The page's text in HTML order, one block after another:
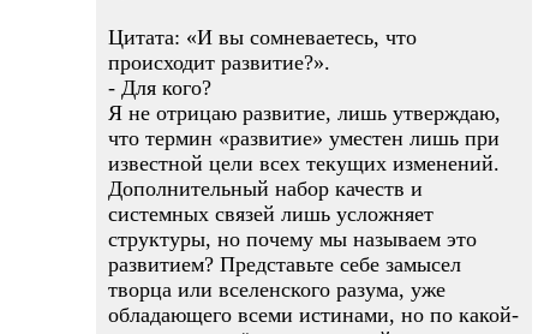
Цитата: «И вы сомневаетесь, что
происходит развитие?».
- Для кого?
Я не отрицаю развитие, лишь утверждаю,
что термин «развитие» уместен лишь при
известной цели всех текущих изменений.
Дополнительный набор качеств и
системных связей лишь усложняет
структуры, но почему мы называем это
развитием? Представьте себе замысел
творца или вселенского разума, уже
обладающего всеми истинами, но по какой-